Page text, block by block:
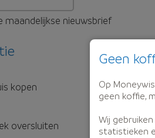
maandelijkse nieuwsbrief
kopen
oversluiten
Geen
Op
geen koffie,
Wij
statistieken